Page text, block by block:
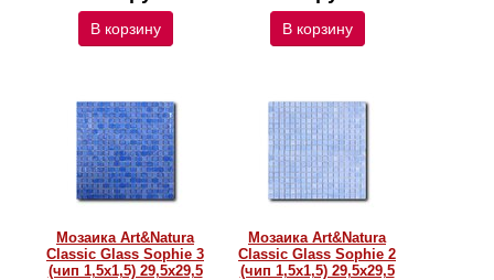
В корзину В корзину
Мозаика Art&Natura
Classic Glass Sophie 3
(чип 1,5х1,5) 29,5x29,5
Мозаика Art&Natura
Classic Glass Sophie 2
(чип 1,5х1,5) 29,5x29,5